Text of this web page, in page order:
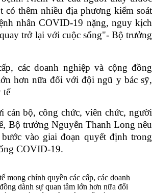
có thêm nhiều địa phương kiểm soát
nhân COVID-19 nặng, nguy kịch
trở lại với cuộc sống"- Bộ trưởng
các doanh nghiệp và cộng đồng
hơn nữa đối với đội ngũ y bác sỹ,
tế
bộ, công chức, viên chức, người
Bộ trưởng Nguyễn Thanh Long nêu
vào giai đoạn quyết định trong
COVID-19.
mong chính quyền các cấp, các doanh
dành sự quan tâm lớn hơn nữa đối